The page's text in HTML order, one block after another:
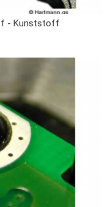
- Kunststoff